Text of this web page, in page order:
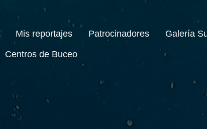
Mis reportajes Patrocinadores Galería
Centros de Buceo